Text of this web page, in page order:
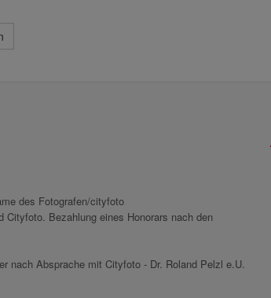
des Fotografen/cityfoto
Cityfoto. Bezahlung eines Honorars nach den
nach Absprache mit Cityfoto - Dr. Roland Pelzl e.U.